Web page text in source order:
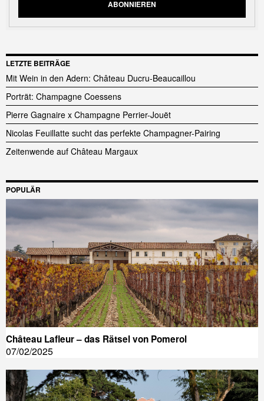
LETZTE BEITRÄGE
Mit Wein in den Adern: Château Ducru-Beaucaillou
Porträt: Champagne Coessens
Pierre Gagnaire x Champagne Perrier-Jouët
Nicolas Feuillatte sucht das perfekte Champagner-Pairing
Zeitenwende auf Château Margaux
POPULÄR
Château Lafleur – das Rätsel von Pomerol
07/02/2025